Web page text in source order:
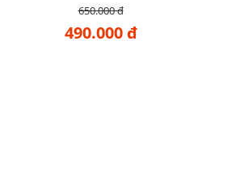
650.000 đ
490.000 đ